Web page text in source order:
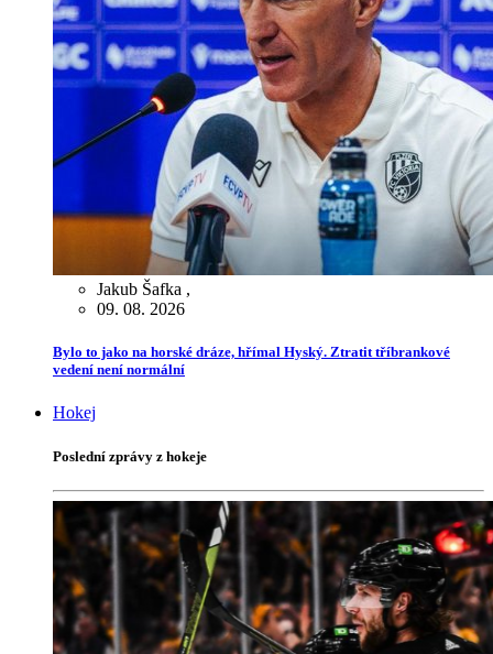
Jakub Šafka ,
09. 08. 2026
Bylo to jako na horské dráze, hřímal Hyský. Ztratit tříbrankové
vedení není normální
Hokej
Poslední zprávy z hokeje